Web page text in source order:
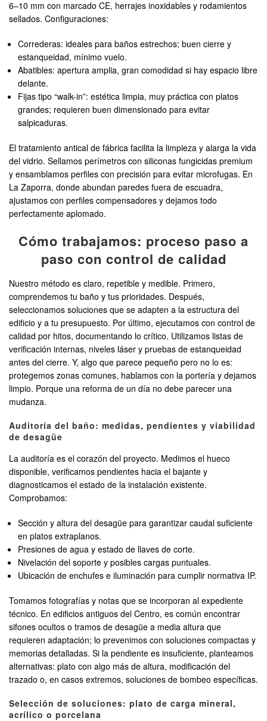
6–10 mm con marcado CE, herrajes inoxidables y rodamientos
sellados. Configuraciones:
Correderas: ideales para baños estrechos; buen cierre y
estanqueidad, mínimo vuelo.
Abatibles: apertura amplia, gran comodidad si hay espacio libre
delante.
Fijas tipo “walk-in”: estética limpia, muy práctica con platos
grandes; requieren buen dimensionado para evitar
salpicaduras.
El tratamiento antical de fábrica facilita la limpieza y alarga la vida
del vidrio. Sellamos perímetros con siliconas fungicidas premium
y ensamblamos perfiles con precisión para evitar microfugas. En
La Zaporra, donde abundan paredes fuera de escuadra,
ajustamos con perfiles compensadores y dejamos todo
perfectamente aplomado.
Cómo trabajamos: proceso paso a
paso con control de calidad
Nuestro método es claro, repetible y medible. Primero,
comprendemos tu baño y tus prioridades. Después,
seleccionamos soluciones que se adapten a la estructura del
edificio y a tu presupuesto. Por último, ejecutamos con control de
calidad por hitos, documentando lo crítico. Utilizamos listas de
verificación internas, niveles láser y pruebas de estanqueidad
antes del cierre. Y, algo que parece pequeño pero no lo es:
protegemos zonas comunes, hablamos con la portería y dejamos
limpio. Porque una reforma de un día no debe parecer una
mudanza.
Auditoría del baño: medidas, pendientes y viabilidad
de desagüe
La auditoría es el corazón del proyecto. Medimos el hueco
disponible, verificamos pendientes hacia el bajante y
diagnosticamos el estado de la instalación existente.
Comprobamos:
Sección y altura del desagüe para garantizar caudal suficiente
en platos extraplanos.
Presiones de agua y estado de llaves de corte.
Nivelación del soporte y posibles cargas puntuales.
Ubicación de enchufes e iluminación para cumplir normativa IP.
Tomamos fotografías y notas que se incorporan al expediente
técnico. En edificios antiguos del Centro, es común encontrar
sifones ocultos o tramos de desagüe a media altura que
requieren adaptación; lo prevenimos con soluciones compactas y
memorias detalladas. Si la pendiente es insuficiente, planteamos
alternativas: plato con algo más de altura, modificación del
trazado o, en casos extremos, soluciones de bombeo específicas.
Selección de soluciones: plato de carga mineral,
acrílico o porcelana